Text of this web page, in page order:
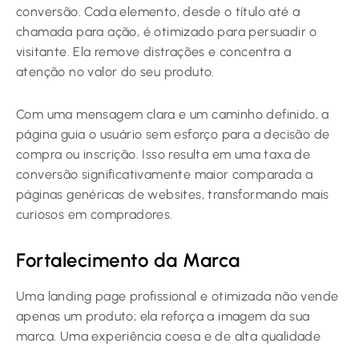
conversão. Cada elemento, desde o título até a
chamada para ação, é otimizado para persuadir o
visitante. Ela remove distrações e concentra a
atenção no valor do seu produto.
Com uma mensagem clara e um caminho definido, a
página guia o usuário sem esforço para a decisão de
compra ou inscrição. Isso resulta em uma taxa de
conversão significativamente maior comparada a
páginas genéricas de websites, transformando mais
curiosos em compradores.
Fortalecimento da Marca
Uma landing page profissional e otimizada não vende
apenas um produto; ela reforça a imagem da sua
marca. Uma experiência coesa e de alta qualidade